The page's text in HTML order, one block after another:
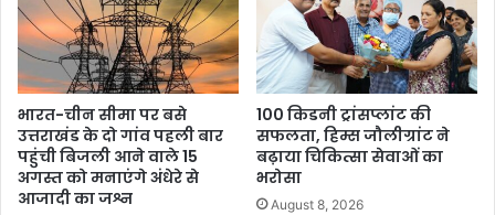
भारत-चीन सीमा पर बसे
उत्तराखंड के दो गांव पहली बार
पहुंची बिजली आने वाले 15
अगस्त को मनाएंगे अंधेरे से
आजादी का जश्न
100 किडनी ट्रांसप्लांट की
सफलता, हिम्स जौलीग्रांट ने
बढ़ाया चिकित्सा सेवाओं का
भरोसा
August 8, 2026